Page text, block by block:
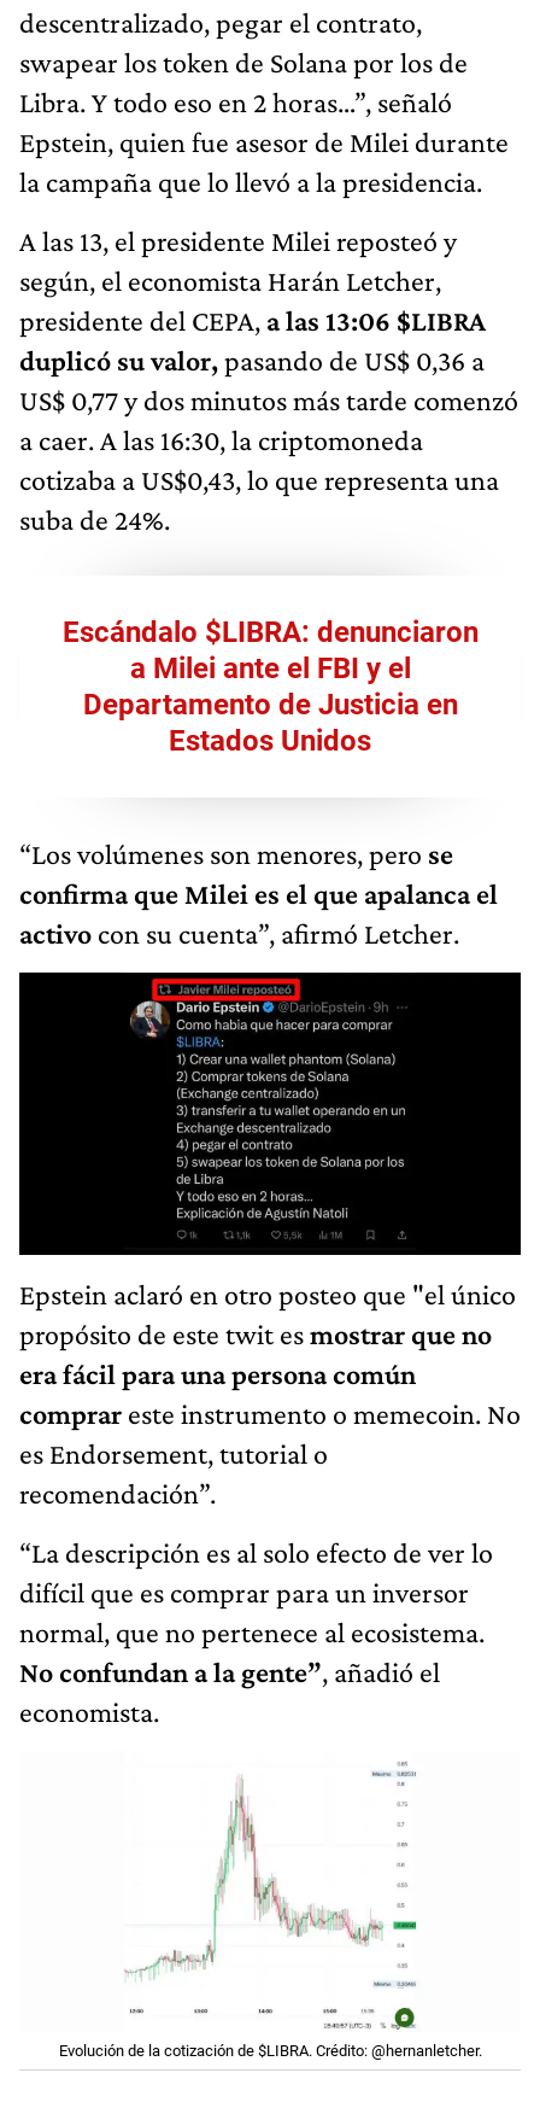
descentralizado, pegar el contrato,
swapear los token de Solana por los de
Libra. Y todo eso en 2 horas…”, señaló
Epstein, quien fue asesor de Milei durante
la campaña que lo llevó a la presidencia.
A las 13, el presidente Milei reposteó y
según, el economista Harán Letcher,
presidente del CEPA, a las 13:06 $LIBRA
duplicó su valor,pasando de US$ 0,36 a
US$ 0,77 y dos minutos más tarde comenzó
a caer. A las 16:30, la criptomoneda
cotizaba a US$0,43, lo que representa una
suba de 24%.
Escándalo $LIBRA: denunciaron
a Milei ante el FBI y el
Departamento de Justicia en
Estados Unidos
“Los volúmenes son menores, pero se
confirma que Milei es el que apalanca el
activo con su cuenta”, afirmó Letcher.
Epstein aclaró en otro posteo que "el único
propósito de este twit esmostrar que no
era fácil para una persona común
comprar este instrumento o memecoin. No
es Endorsement, tutorial o
recomendación”.
“La descripción es al solo efecto de ver lo
difícil que es comprar para un inversor
normal, que no pertenece al ecosistema.
No confundan a la gente”, añadió el
economista.
Evolución de la cotización de $LIBRA. Crédito: @hernanletcher.